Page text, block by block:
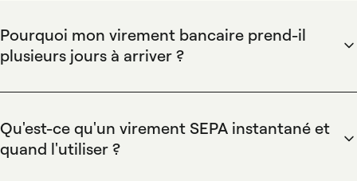
Spendesk centralise les paiements et fournit un suivi en
facilitant la réconciliation grâce aux exports comptables et
au rapprochement bancaire automatisé pour identifier
Pourquoi mon virement bancaire prend-il
plusieurs jours à arriver ?
anti-fraude, des jours non ouvrés et des horaires de
proposant des cartes virtuelles et des workflows
d'approbation qui évitent les virements manuels, tout en
Qu'est-ce qu'un virement SEPA instantané et
quand l'utiliser ?